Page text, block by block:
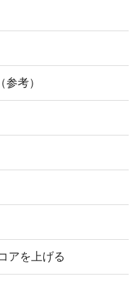
考）
アを上げる